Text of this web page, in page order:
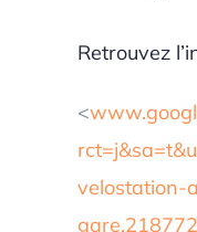
Retrouvez
<
velostation-